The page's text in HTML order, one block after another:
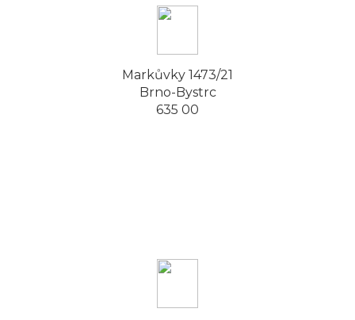
Markůvky 1473/21
Brno-Bystrc
635 00